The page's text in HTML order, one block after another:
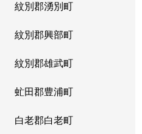
紋別郡湧別町
紋別郡興部町
紋別郡雄武町
虻田郡豊浦町
白老郡白老町